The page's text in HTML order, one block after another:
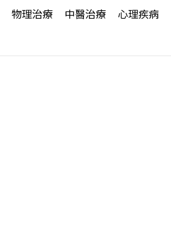
物理治療 中醫治療 心理疾病